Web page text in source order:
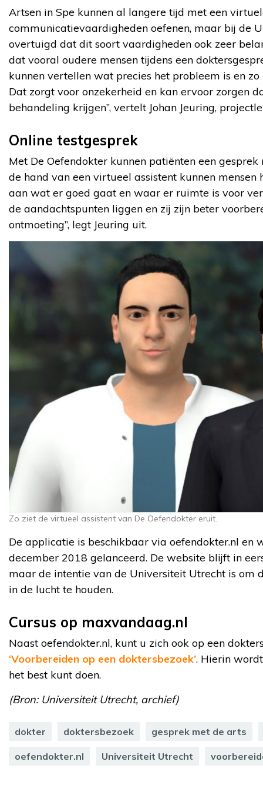
Artsen in Spe kunnen al langere tijd met een
communicatievaardigheden oefenen, maar bij de
overtuigd dat dit soort vaardigheden ook zeer
dat vooral oudere mensen tijdens een
kunnen vertellen wat precies het probleem is en
Dat zorgt voor onzekerheid en kan ervoor zorgen
behandeling krijgen”, vertelt Johan Jeuring,
Online testgesprek
Met De Oefendokter kunnen patiënten een
de hand van een virtueel assistent kunnen mensen
aan wat er goed gaat en waar er ruimte is voor
de aandachtspunten liggen en zij zijn beter
ontmoeting”, legt Jeuring uit.
Zo ziet de virtueel assistent van De Oefendokter eruit.
De applicatie is beschikbaar via oefendokter.nl en
december 2018 gelanceerd. De website blijft in
maar de intentie van de Universiteit Utrecht is om
in de lucht te houden.
Cursus op maxvandaag.nl
Naast oefendokter.nl, kunt u zich ook op een
‘Voorbereiden op een doktersbezoek’. Hierin
het best kunt doen.
(Bron: Universiteit Utrecht, archief)
dokter doktersbezoek gesprek met de arts
oefendokter.nl Universiteit Utrecht